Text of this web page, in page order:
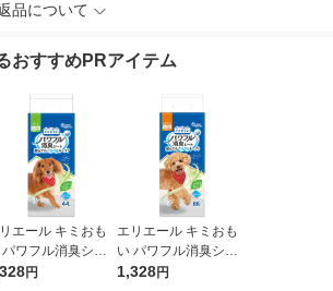
品について
おすすめPRアイテム
エール キミおも
パワフル消臭シー
ワイド 無香タイプ
円
エリエール キミおも
い パワフル消臭シー
ト レギュラー 無香タ
1,328円